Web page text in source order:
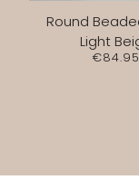
Round
Light
€84.95